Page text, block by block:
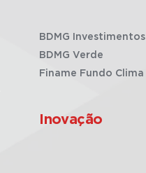
BDMG Investimentos
BDMG Verde
Finame Fundo Clima
Inovação